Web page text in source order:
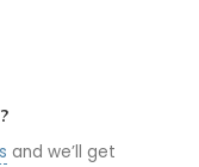
and we’ll get